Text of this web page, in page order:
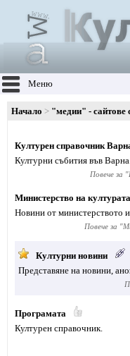
Меню
Начало "медии" - сайтове
Културен справочник
Културни събития във
Повече за "
Министерство на културата
Новини от министерството
Повече за "
Културни новини
Представяне на новини,
Програмата
Културен справочник.